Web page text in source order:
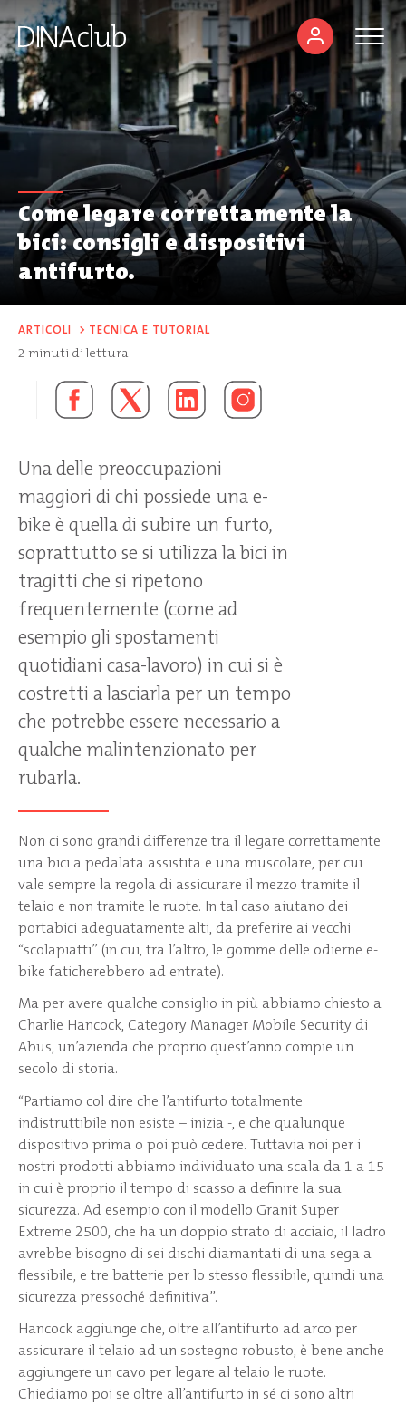
Come legare correttamente la
bici: consigli e dispositivi
antifurto.
ARTICOLI > TECNICA E TUTORIAL
2 minuti di lettura
Una delle preoccupazioni
maggiori di chi possiede una e-
bike è quella di subire un furto,
soprattutto se si utilizza la bici in
tragitti che si ripetono
frequentemente (come ad
esempio gli spostamenti
quotidiani casa-lavoro) in cui si è
costretti a lasciarla per un tempo
che potrebbe essere necessario a
qualche malintenzionato per
rubarla.
Non ci sono grandi differenze tra il legare correttamente
una bici a pedalata assistita e una muscolare, per cui
vale sempre la regola di assicurare il mezzo tramite il
telaio e non tramite le ruote. In tal caso aiutano dei
portabici adeguatamente alti, da preferire ai vecchi
“scolapiatti” (in cui, tra l’altro, le gomme delle odierne e-
bike faticherebbero ad entrate).
Ma per avere qualche consiglio in più abbiamo chiesto a
Charlie Hancock, Category Manager Mobile Security di
Abus, un’azienda che proprio quest’anno compie un
secolo di storia.
“Partiamo col dire che l’antifurto totalmente
indistruttibile non esiste – inizia -, e che qualunque
dispositivo prima o poi può cedere. Tuttavia noi per i
nostri prodotti abbiamo individuato una scala da 1 a 15
in cui è proprio il tempo di scasso a definire la sua
sicurezza. Ad esempio con il modello Granit Super
Extreme 2500, che ha un doppio strato di acciaio, il ladro
avrebbe bisogno di sei dischi diamantati di una sega a
flessibile, e tre batterie per lo stesso flessibile, quindi una
sicurezza pressoché definitiva”.
Hancock aggiunge che, oltre all’antifurto ad arco per
assicurare il telaio ad un sostegno robusto, è bene anche
aggiungere un cavo per legare al telaio le ruote.
Chiediamo poi se oltre all’antifurto in sé ci sono altri